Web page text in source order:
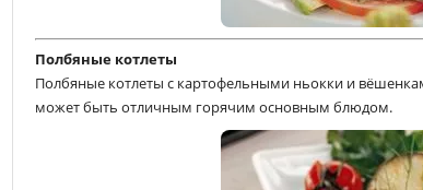
Полбяные котлеты
Полбяные котлеты с картофельными ньокки и
может быть отличным горячим основным блюдом.